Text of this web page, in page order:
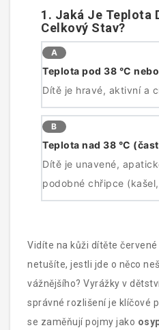
1. Jaká Je Teplota
Celkový Stav?
A
Teplota pod 38 °C
Dítě je hravé, aktivní a
B
Teplota nad 38 °C
Dítě je unavené,
podobné chřipce
Vidíte na kůži dítěte
netušíte, jestli jde o něco
vážnějšího? Vyrážky v
správné rozlišení je klíčové
se zaměňují pojmy jako